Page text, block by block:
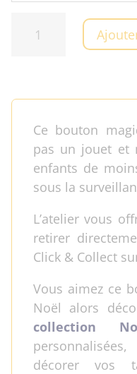
du
NoëlCe bouton
pas un jouet et
enfants de
sous la
L’atelier vous
retirer
Click & Collect
Vous aimez ce
Noël alors
collection
décorer vos